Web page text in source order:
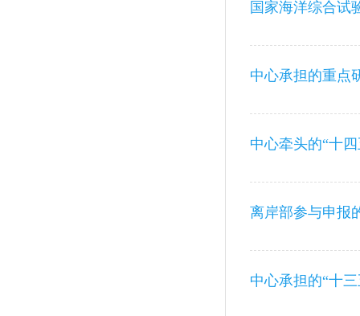
国家海洋综合试
离岸部参与申报